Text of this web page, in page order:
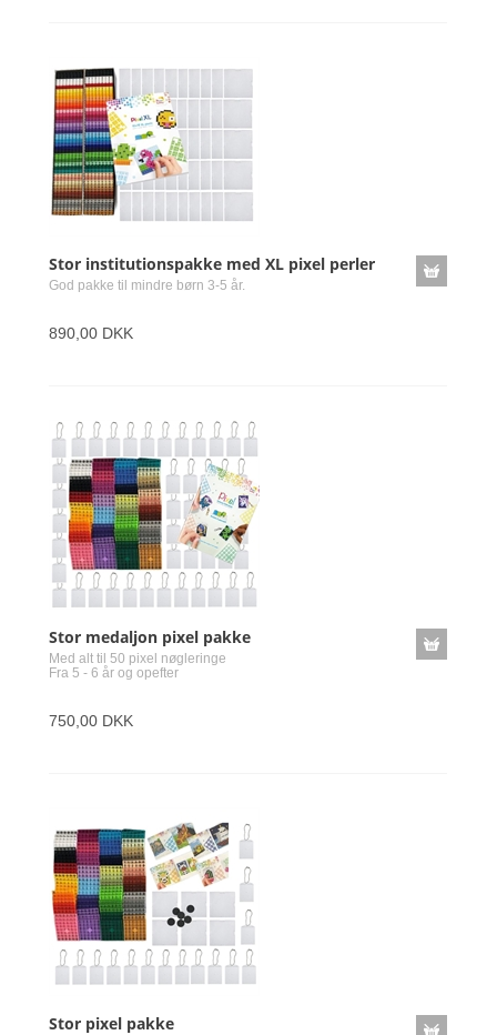
Stor institutionspakke med XL pixel perler
God pakke til mindre børn 3-5 år.
890,00 DKK
Stor medaljon pixel pakke
Med alt til 50 pixel nøgleringe
Fra 5 - 6 år og opefter
750,00 DKK
Stor pixel pakke